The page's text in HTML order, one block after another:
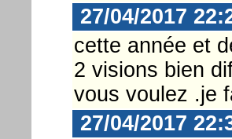
27/04/2017
cette année et
2 visions bien
vous voulez .je
27/04/2017